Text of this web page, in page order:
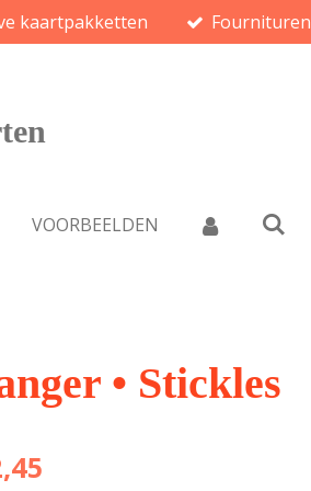
kaartpakketten Fournituren
VOORBEELDEN
• Stickles